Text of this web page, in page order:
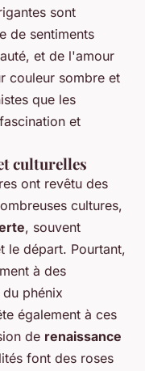
sont
de sentiments
et de l'amour
couleur sombre et
que les
et
culturelles
ont revêtu des
cultures,
, souvent
le départ. Pourtant,
à des
phénix
également à ces
de renaissance
font des roses